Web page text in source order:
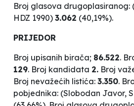
Broj glasova drugoplasiranog:
HDZ 1990) 3.062 (40,19%).
PRIJEDOR
Broj upisanih birača; 86.522.
129. Broj kandidata 2. Broj
Broj nevažećih listića: 3.350.
pobjednika: (Slobodan Javor,